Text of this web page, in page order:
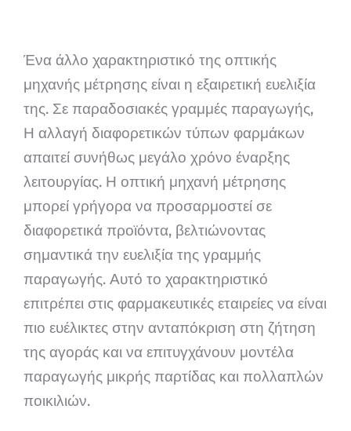
Ένα άλλο χαρακτηριστικό της οπτικής
μηχανής μέτρησης είναι η εξαιρετική ευελιξία
της. Σε παραδοσιακές γραμμές παραγωγής,
Η αλλαγή διαφορετικών τύπων φαρμάκων
απαιτεί συνήθως μεγάλο χρόνο έναρξης
λειτουργίας. Η οπτική μηχανή μέτρησης
μπορεί γρήγορα να προσαρμοστεί σε
διαφορετικά προϊόντα, βελτιώνοντας
σημαντικά την ευελιξία της γραμμής
παραγωγής. Αυτό το χαρακτηριστικό
επιτρέπει στις φαρμακευτικές εταιρείες να είναι
πιο ευέλικτες στην ανταπόκριση στη ζήτηση
της αγοράς και να επιτυγχάνουν μοντέλα
παραγωγής μικρής παρτίδας και πολλαπλών
ποικιλιών.